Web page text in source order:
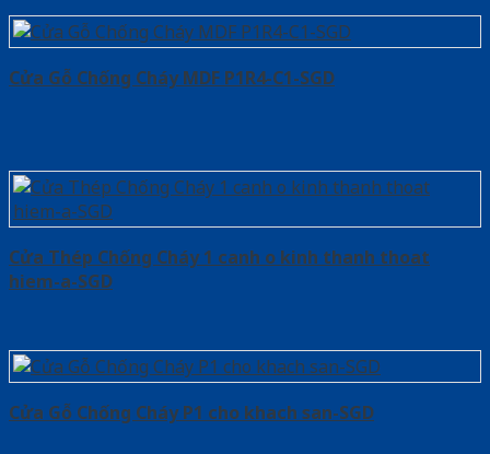
Cửa Gỗ Chống Cháy MDF P1R4-C1-SGD
Cửa Thép Chống Cháy 1 canh o kinh thanh thoat
hiem-a-SGD
Cửa Gỗ Chống Cháy P1 cho khach san-SGD